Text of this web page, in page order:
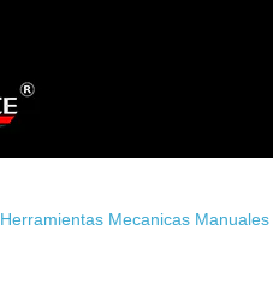
Herramientas Mecanicas Manuales